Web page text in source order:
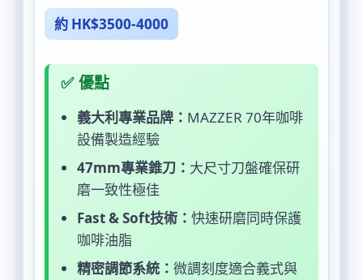
約 HK$3500-4000
✅ 優點
義大利專業品牌： MAZZER 70年咖啡
設備製造經驗
47mm專業錐刀： 大尺寸刀盤確保研
磨一致性極佳
Fast & Soft技術： 快速研磨同時保護
咖啡油脂
精密調節系統： 微調刻度適合義式與